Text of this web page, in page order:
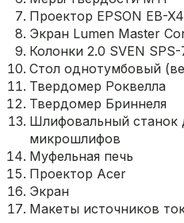
Проектор EPSON EB-
Экран Lumen Master
Колонки 2.0 SVEN SPS-
Стол однотумбовый
Твердомер Роквелла
Твердомер Бриннеля
Шлифовальный станок
микрошлифов
Муфельная печь
Проектор Acer
Экран
Макеты источников